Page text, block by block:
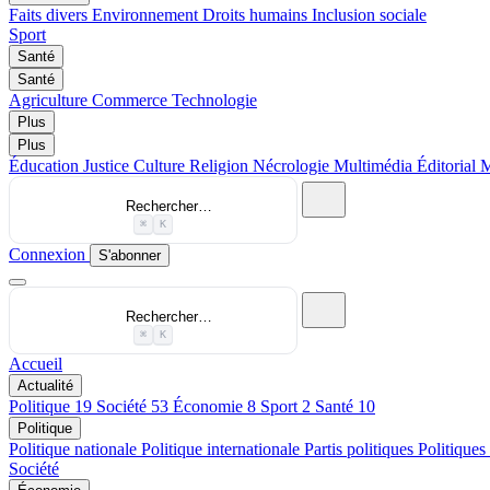
Faits divers Environnement Droits humains Inclusion sociale
Sport
Santé
Santé
Agriculture Commerce Technologie
Plus
Plus
Éducation Justice Culture Religion Nécrologie Multimédia Éditorial
Rechercher…
⌘ K
Connexion S'abonner
Rechercher…
⌘ K
Accueil
Actualité
Politique 19 Société 53 Économie 8 Sport 2 Santé 10
Politique
Politique nationale Politique internationale Partis politiques Politiques
Société